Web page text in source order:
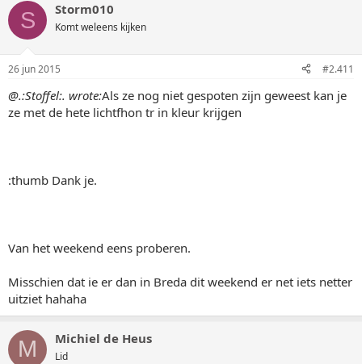
S Storm010
Komt weleens kijken
26 jun 2015 #2.411
@.:Stoffel:. wrote:Als ze nog niet gespoten zijn geweest kan je
ze met de hete lichtfhon tr in kleur krijgen
:thumb Dank je.
Van het weekend eens proberen.
Misschien dat ie er dan in Breda dit weekend er net iets netter
uitziet hahaha
M Michiel de Heus
Lid